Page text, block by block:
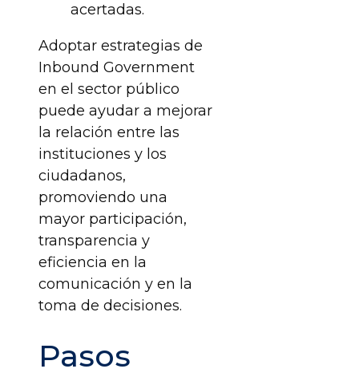
acertadas.
Adoptar estrategias de
Inbound Government
en el sector público
puede ayudar a mejorar
la relación entre las
instituciones y los
ciudadanos,
promoviendo una
mayor participación,
transparencia y
eficiencia en la
comunicación y en la
toma de decisiones.
Pasos